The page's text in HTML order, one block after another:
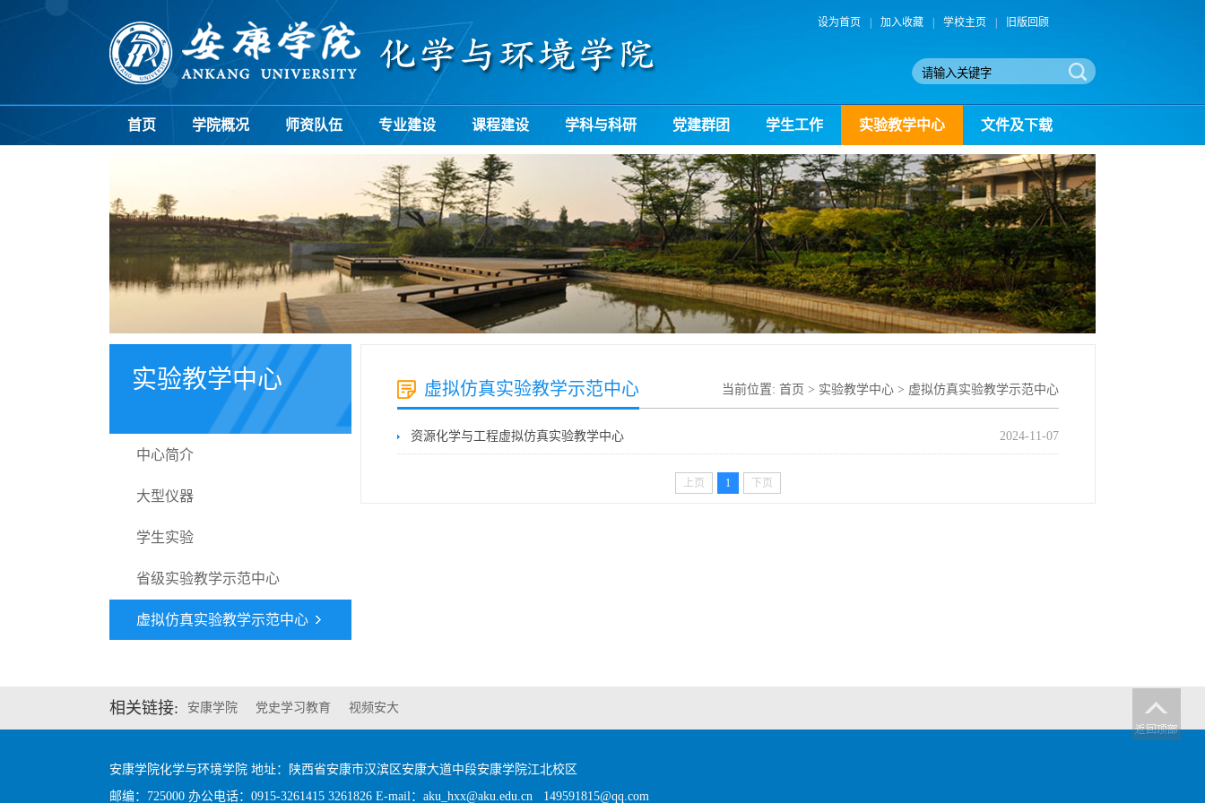
设为首页 加入收藏 学校主页 旧版回顾
首页 学院概况 师资队伍 专业建设 课程建设 学科与科研 党建群团 学生工作 实验教学中心 文件及下载
实验教学中心
中心简介
大型仪器
学生实验
省级实验教学示范中心
虚拟仿真实验教学示范中心
虚拟仿真实验教学示范中心 当前位置: 首页 > 实验教学中心 > 虚拟仿真实验教学示范中心
资源化学与工程虚拟仿真实验教学中心 2024-11-07
上页 1 下页
相关链接: 安康学院 党史学习教育 视频安大
安康学院化学与环境学院 地址：陕西省安康市汉滨区安康大道中段安康学院江北校区
邮编：725000 办公电话：0915-3261415 3261826 E-mail：aku_hxx@aku.edu.cn 149591815@qq.com